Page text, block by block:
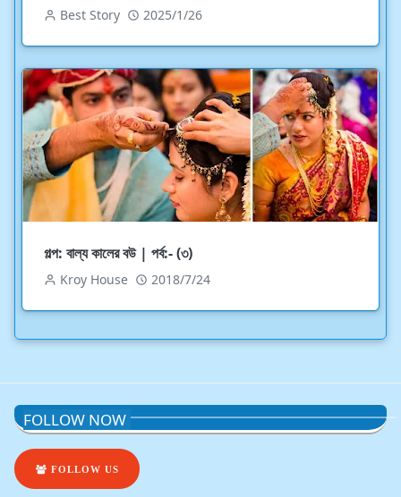
Best Story 2025/1/26
গল্প: বাল্য কালের বউ | পর্ব:- (৩)
Kroy House 2018/7/24
FOLLOW NOW
FOLLOW US